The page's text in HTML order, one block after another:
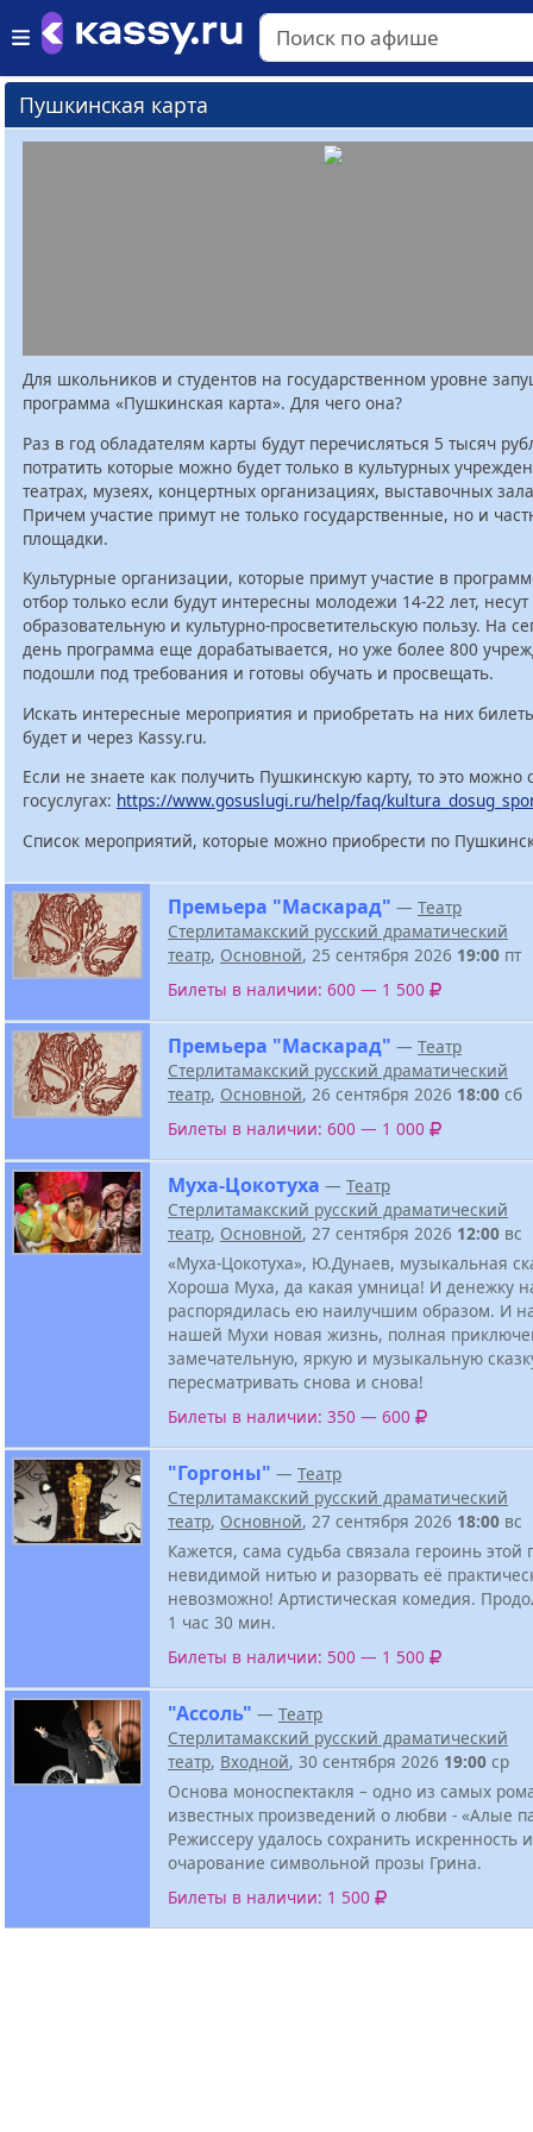
Пушкинская карта
Для школьников и студентов на государственном уровне
программа «Пушкинская карта». Для чего она?
Раз в год обладателям карты будут перечисляться 5 тысяч
потратить которые можно будет только в культурных
театрах, музеях, концертных организациях, выставочных
Причем участие примут не только государственные, но и
площадки.
Культурные организации, которые примут участие в
отбор только если будут интересны молодежи 14-22 лет,
образовательную и культурно-просветительскую пользу. На
день программа еще дорабатывается, но уже более 800
подошли под требования и готовы обучать и просвещать.
Искать интересные мероприятия и приобретать на них
будет и через Kassy.ru.
Если не знаете как получить Пушкинскую карту, то это можно
госуслугах: https://www.gosuslugi.ru/help/faq/
Список мероприятий, которые можно приобрести по
Премьера "Маскарад" — Театр
Стерлитамакский русский драматический
театр, Основной, 25 сентября 2026 19:00 пт
Билеты в наличии: 600 — 1 500
Премьера "Маскарад" — Театр
Стерлитамакский русский драматический
театр, Основной, 26 сентября 2026 18:00 сб
Билеты в наличии: 600 — 1 000
Муха-Цокотуха — Театр
Стерлитамакский русский драматический
театр, Основной, 27 сентября 2026 12:00 вс
«Муха-Цокотуха», Ю.Дунаев, музыкальная
Хороша Муха, да какая умница! И денежку
распорядилась ею наилучшим образом. И
нашей Мухи новая жизнь, полная
замечательную, яркую и музыкальную
пересматривать снова и снова!
Билеты в наличии: 350 — 600
"Горгоны" — Театр
Стерлитамакский русский драматический
театр, Основной, 27 сентября 2026 18:00 вс
Кажется, сама судьба связала героинь этой
невидимой нитью и разорвать её
невозможно! Артистическая комедия.
1 час 30 мин.
Билеты в наличии: 500 — 1 500
"Ассоль" — Театр
Стерлитамакский русский драматический
театр, Входной, 30 сентября 2026 19:00 ср
Основа моноспектакля – одно из самых
известных произведений о любви - «Алые
Режиссеру удалось сохранить искренность
очарование символьной прозы Грина.
Билеты в наличии: 1 500